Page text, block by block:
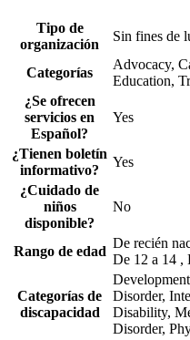
Tipo de
organización
Sin fines de
Categorías
Advocacy,
Education,
¿Se ofrecen
servicios en
Español?
Yes
¿Tienen boletín
informativo?
Yes
¿Cuidado de
niños
disponible?
No
Rango de edad
De recién
De 12 a 14 ,
Categorías de
discapacidad
Disorder,
Disability,
Disorder,